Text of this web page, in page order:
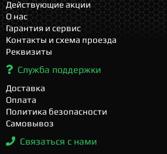
Действующие акции
О нас
Гарантия и сервис
Контакты и схема проезда
Реквизиты
Служба поддержки
Доставка
Оплата
Политика безопасности
Самовывоз
Связаться с нами